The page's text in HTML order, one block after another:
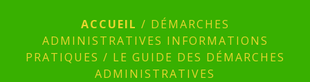
ACCUEIL / DÉMARCHES
ADMINISTRATIVES INFORMATIONS
PRATIQUES / LE GUIDE DES DÉMARCHES
ADMINISTRATIVES